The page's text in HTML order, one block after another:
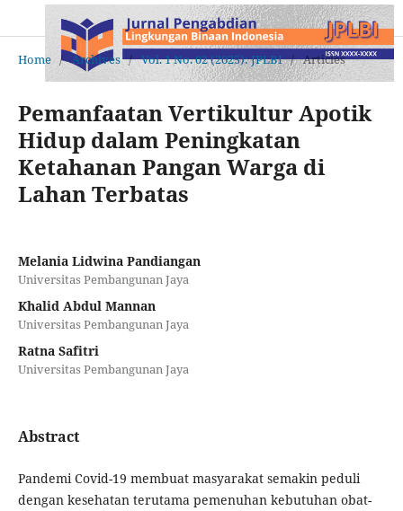
Home / Archives / Vol. 1 No. 02 (2025): JPLBI / Articles
Pemanfaatan Vertikultur Apotik
Hidup dalam Peningkatan
Ketahanan Pangan Warga di
Lahan Terbatas
Melania Lidwina Pandiangan
Universitas Pembangunan Jaya
Khalid Abdul Mannan
Universitas Pembangunan Jaya
Ratna Safitri
Universitas Pembangunan Jaya
Abstract
Pandemi Covid-19 membuat masyarakat semakin peduli
dengan kesehatan terutama pemenuhan kebutuhan obat-